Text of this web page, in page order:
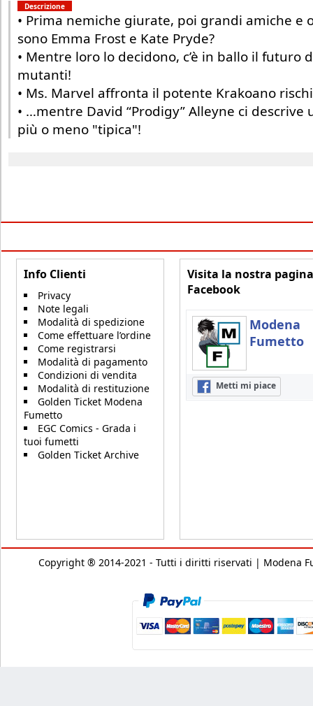
Descrizione
• Prima nemiche giurate, poi grandi amiche e
sono Emma Frost e Kate Pryde?
• Mentre loro lo decidono, c’è in ballo il futuro
mutanti!
• Ms. Marvel affronta il potente Krakoano
• …mentre David “Prodigy” Alleyne ci descrive
più o meno "tipica"!
Info Clienti
Privacy
Note legali
Modalità di spedizione
Come effettuare l’ordine
Come registrarsi
Modalità di pagamento
Condizioni di vendita
Modalità di restituzione
Golden Ticket Modena
Fumetto
EGC Comics - Grada i
tuoi fumetti
Golden Ticket Archive
Visita la nostra pagina
Facebook
Modena
Fumetto
Metti mi piace
Copyright ® 2014-2021 - Tutti i diritti riservati | Modena